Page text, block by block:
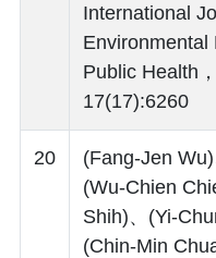
International
Environmental
Public Health
17(17):6260
20
(Fang-Jen Wu)
(Wu-Chien
Shih)、(Yi-
(Chin-Min